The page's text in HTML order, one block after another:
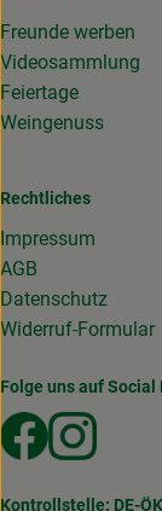
Freunde werben
Videosammlung
Feiertage
Weingenuss
Rechtliches
Impressum
AGB
Datenschutz
Widerruf-Formular
Folge uns auf Social
Externer
Kontrollstelle: DE-